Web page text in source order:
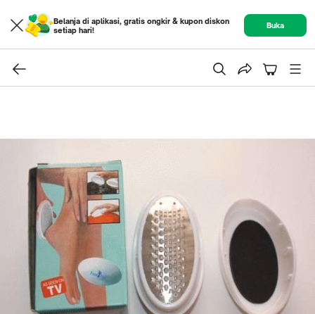
Belanja di aplikasi, gratis ongkir & kupon diskon
setiap hari!
Buka